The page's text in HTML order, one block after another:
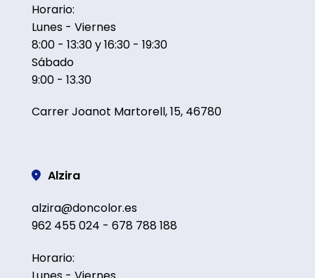
Horario:
Lunes - Viernes
8:00 - 13:30 y 16:30 - 19:30
Sábado
9:00 - 13.30
Carrer Joanot Martorell, 15, 46780
Alzira
alzira@doncolor.es
962 455 024 - 678 788 188
Horario: